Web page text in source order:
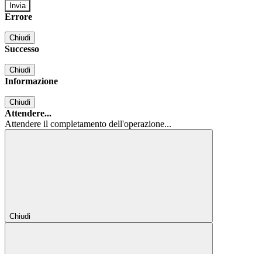
Errore
Chiudi
Successo
Chiudi
Informazione
Chiudi
Attendere...
Attendere il completamento dell'operazione...
Chiudi